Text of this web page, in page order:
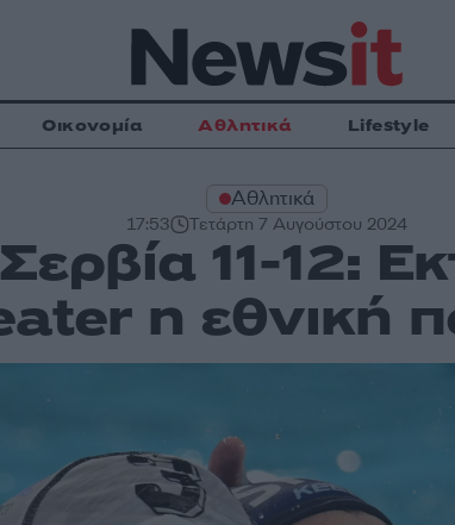
Οικονομία Αθλητικά Lifestyle
Αθλητικά
17:53 Τετάρτη 7 Αυγούστου 2024
11-12:
η εθνική